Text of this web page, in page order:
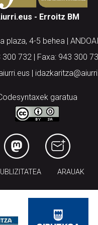
- Erroitz BM
plaza, 4-5 behea |
300 732 | Faxa: 943 300
|
garatua
ARAUAK